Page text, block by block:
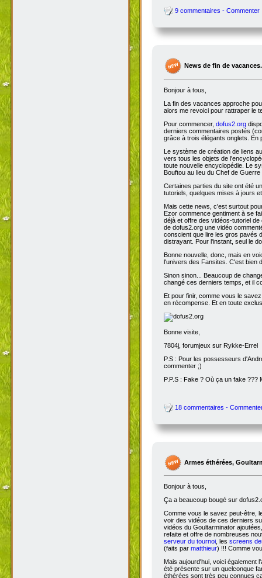
9 commentaires - Commenter
News de fin de
Bonjour à tous,
La fin des vacances approche
alors me revoici pour rattraper le
Pour commencer, dofus2.org
derniers commentaires postés
grâce à trois élégants onglets. En
Le système de création de liens
vers tous les objets de
toute nouvelle encyclopédie. Le
Bouftou au lieu du Chef de
Certaines parties du site ont été
tutoriels, quelques mises à jours
Mais cette news, c'est surtout
Ezor commence gentiment à se
déjà et offre des vidéos-tutoriel
de dofus2.org une vidéo
conscient que lire les gros pavés
distrayant. Pour l'instant, seul le
Bonne nouvelle, donc, mais en
l'univers des Fansites. C'est bien
Sinon sinon... Beaucoup de
changé ces derniers temps, et il
Et pour finir, comme vous le
en récompense. Et en toute
Bonne visite,
7804j, forumjeux sur Rykke-Errel
P.S : Pour les possesseurs
commenter ;)
P.P.S : Fake ? Où ça un fake ???
18 commentaires -
Armes éthérées,
Bonjour à tous,
Ça a beaucoup bougé sur
Comme vous le savez peut-être,
voir des vidéos de ces derniers
vidéos du Goultarminator
refaite et offre de nombreuses
serveur du tournoi, les screens
(faits par matthieur) !!! Comme
Mais aujourd'hui, voici également
été présente sur un quelconque
éthérées sont très peu connues